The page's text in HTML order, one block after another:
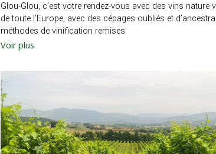
Glou-Glou, c’est votre rendez-vous avec des vins nature
de toute l’Europe, avec des cépages oubliés et
méthodes de vinification remises
Voir plus